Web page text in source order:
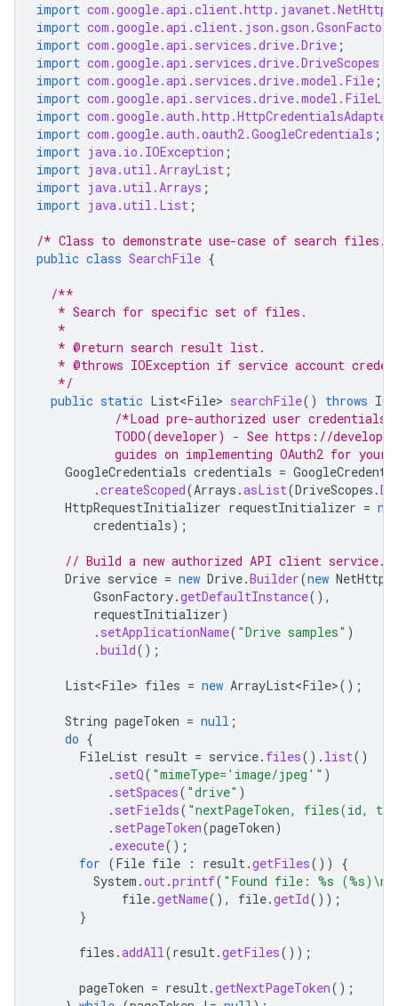
import
import com.google.api.client.json.gson.GsonFactory
import com.google.api.services.drive.Drive ;
import com.google.api.services.drive.DriveScopes
import com.google.api.services.drive.model.File ;
import
import com.google.auth.http.HttpCredentialsAdapter
import com.google.auth.oauth2.GoogleCredentials ;
import java.io.IOException ;
import java.util.ArrayList ;
import java.util.Arrays ;
import java.util.List ;
/* Class to demonstrate use-case of search files.
public class SearchFile {
/**
   * Search for specific set of files.
   *
   * @return search result list.
* @throws IOException if service account
   */
public static List<File> searchFile() throws
/*Load pre-authorized user credentials
TODO(developer) - See https://
guides on implementing OAuth2 for your
GoogleCredentials credentials =
.createScoped(Arrays .asList(DriveScopes .
HttpRequestInitializer requestInitializer = new
credentials);
// Build a new authorized API client service.
Drive service = new Drive.Builder(new
GsonFactory.getDefaultInstance(),
requestInitializer)
. setApplicationName( "Drive samples" )
.build();
List<File> files = new ArrayList<File>();
String pageToken = null ;
do {
FileList result = service. files(). list()
. setQ( "mimeType='image/jpeg'" )
. setSpaces( "drive" )
. setFields( "nextPageToken, files(id,
. setPageToken(pageToken)
. execute();
for (File file : result.getFiles())
{
System .out.printf( "Found file: %s (%s)\n"
file.getName(), file.getId());
}
files .addAll(result.getFiles());
pageToken = result.getNextPageToken();